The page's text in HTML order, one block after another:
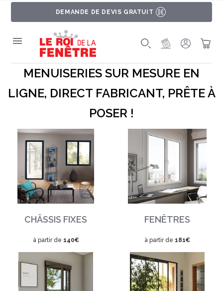
DEMANDE DE DEVIS GRATUIT
MON PROJET
SE
MENUISERIES SUR MESURE EN
LIGNE, DIRECT FABRICANT, PRÊTE À
POSER !
CHÂSSIS FIXES
à partir de 140€
FENÊTRES
à partir de 181€